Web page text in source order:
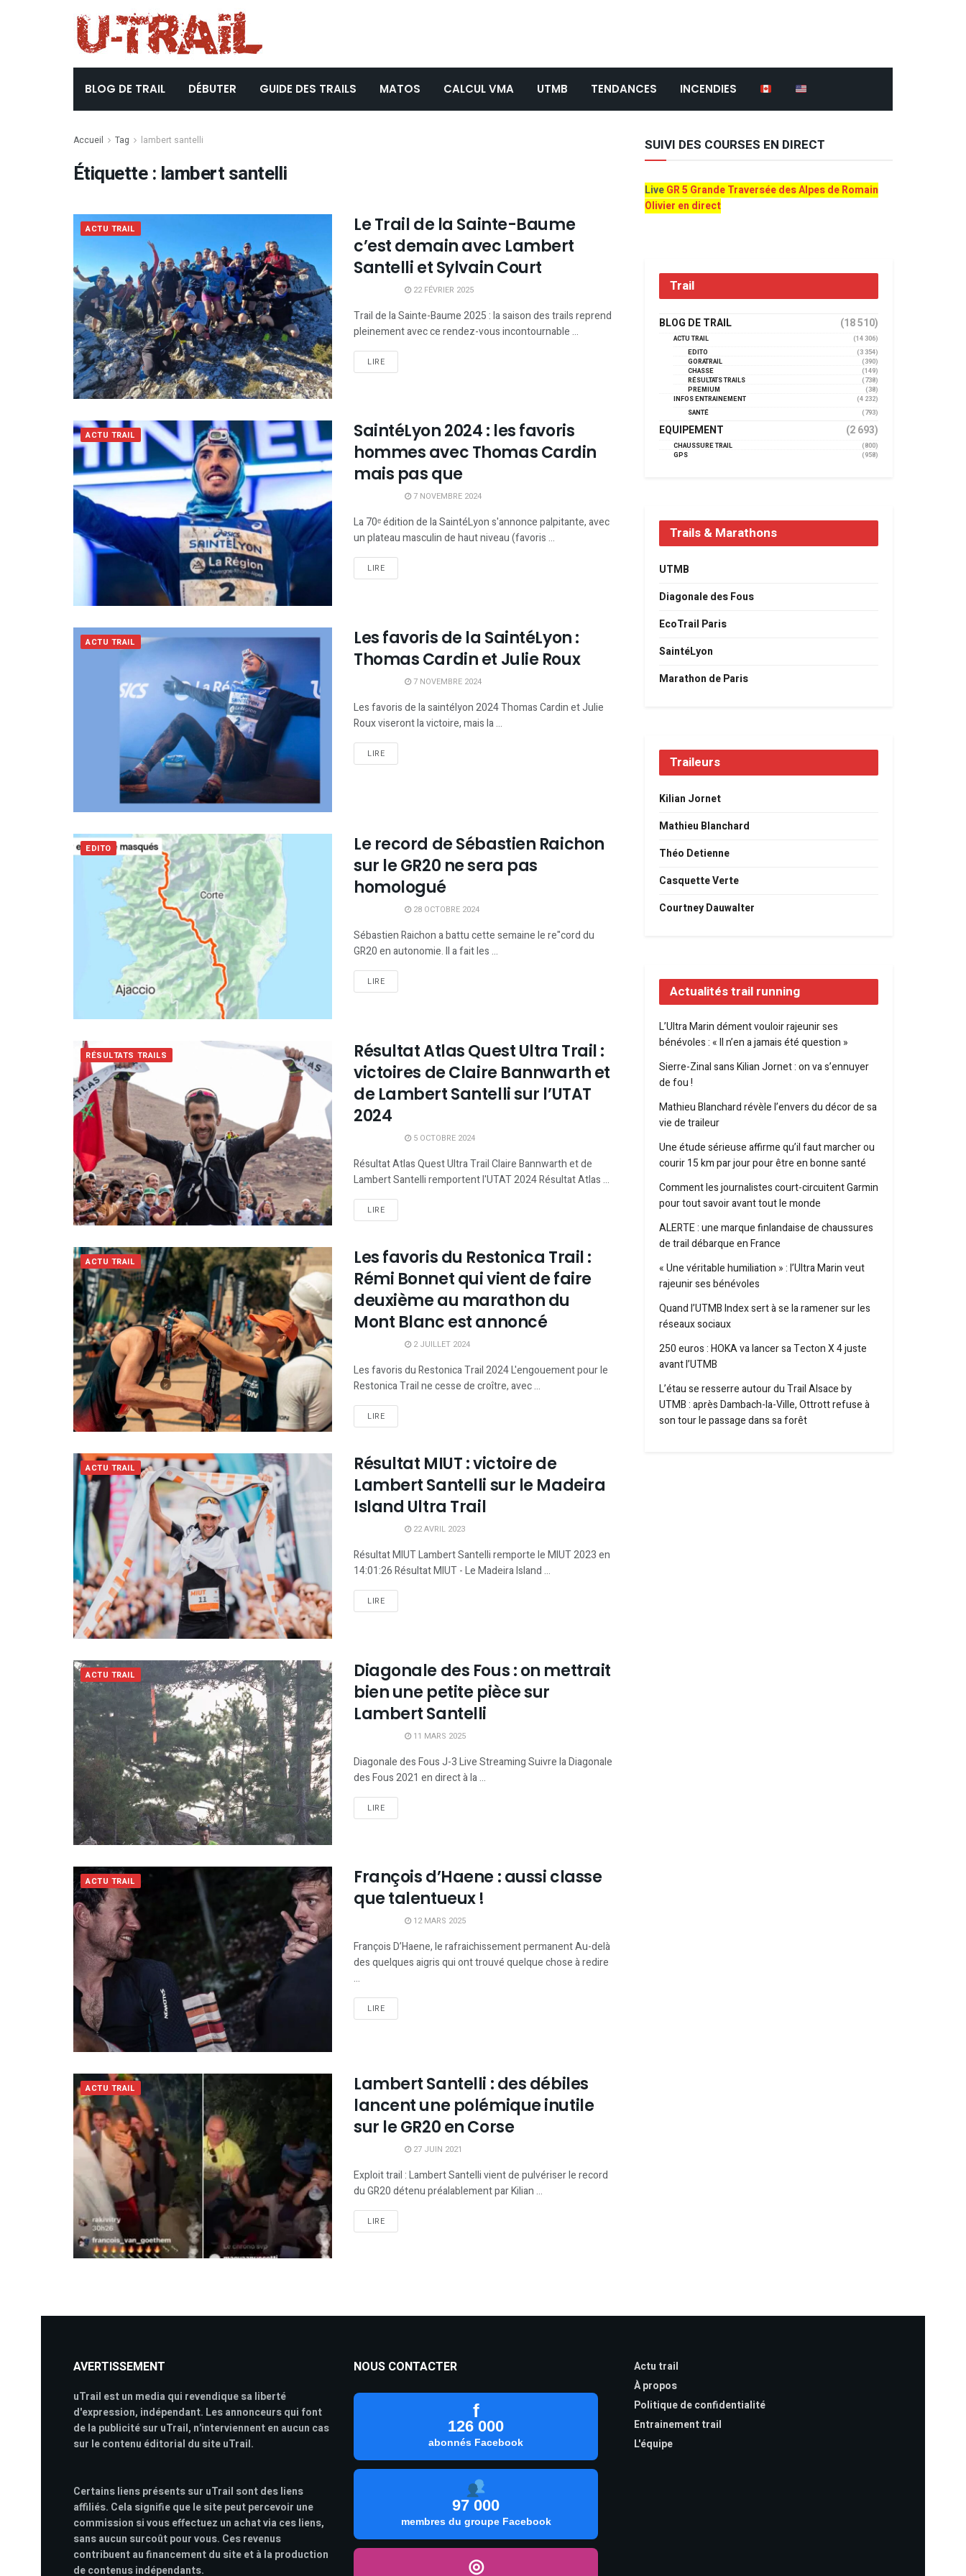
BLOG DE TRAIL DÉBUTER GUIDE DES TRAILS MATOS CALCUL VMA UTMB TENDANCES INCENDIES
Accueil Tag lambert santelli
Étiquette : lambert santelli
ACTU TRAIL
Le Trail de la Sainte-Baume
c’est demain avec Lambert
Santelli et Sylvain Court
22 FÉVRIER 2025
Trail de la Sainte-Baume 2025 : la saison des trails reprend
pleinement avec ce rendez-vous incontournable ...
LIRE
ACTU TRAIL
SaintéLyon 2024 : les favoris
hommes avec Thomas Cardin
mais pas que
7 NOVEMBRE 2024
La 70ᵉ édition de la SaintéLyon s'annonce palpitante, avec
un plateau masculin de haut niveau (favoris ...
LIRE
ACTU TRAIL
Les favoris de la SaintéLyon :
Thomas Cardin et Julie Roux
7 NOVEMBRE 2024
Les favoris de la saintélyon 2024 Thomas Cardin et Julie
Roux viseront la victoire, mais la ...
LIRE
EDITO
Le record de Sébastien Raichon
sur le GR20 ne sera pas
homologué
28 OCTOBRE 2024
Sébastien Raichon a battu cette semaine le re"cord du
GR20 en autonomie. Il a fait les ...
LIRE
RÉSULTATS TRAILS
Résultat Atlas Quest Ultra Trail :
victoires de Claire Bannwarth et
de Lambert Santelli sur l’UTAT
2024
5 OCTOBRE 2024
Résultat Atlas Quest Ultra Trail Claire Bannwarth et de
Lambert Santelli remportent l'UTAT 2024 Résultat Atlas ...
LIRE
ACTU TRAIL
Les favoris du Restonica Trail :
Rémi Bonnet qui vient de faire
deuxième au marathon du
Mont Blanc est annoncé
2 JUILLET 2024
Les favoris du Restonica Trail 2024 L'engouement pour le
Restonica Trail ne cesse de croître, avec ...
LIRE
ACTU TRAIL
Résultat MIUT : victoire de
Lambert Santelli sur le Madeira
Island Ultra Trail
22 AVRIL 2023
Résultat MIUT Lambert Santelli remporte le MIUT 2023 en
14:01:26 Résultat MIUT - Le Madeira Island ...
LIRE
ACTU TRAIL
Diagonale des Fous : on mettrait
bien une petite pièce sur
Lambert Santelli
11 MARS 2025
Diagonale des Fous J-3 Live Streaming Suivre la Diagonale
des Fous 2021 en direct à la ...
LIRE
ACTU TRAIL
François d’Haene : aussi classe
que talentueux !
12 MARS 2025
François D’Haene, le rafraichissement permanent Au-delà
des quelques aigris qui ont trouvé quelque chose à redire
...
LIRE
ACTU TRAIL
Lambert Santelli : des débiles
lancent une polémique inutile
sur le GR20 en Corse
27 JUIN 2021
Exploit trail : Lambert Santelli vient de pulvériser le record
du GR20 détenu préalablement par Kilian ...
LIRE
SUIVI DES COURSES EN DIRECT
LiveGR 5 Grande Traversée des Alpes de Romain
Olivier en direct
Trail
BLOG DE TRAIL (18 510)
ACTU TRAIL
(14 306)
EDITO
(3 354)
GORATRAIL
(390)
CHASSE
(149)
RÉSULTATS TRAILS
(738)
PREMIUM
(38)
INFOS ENTRAINEMENT
(4 232)
SANTÉ
(793)
EQUIPEMENT (2 693)
CHAUSSURE TRAIL
(800)
GPS
(958)
Trails & Marathons
UTMB
Diagonale des Fous
EcoTrail Paris
SaintéLyon
Marathon de Paris
Traileurs
Kilian Jornet
Mathieu Blanchard
Théo Detienne
Casquette Verte
Courtney Dauwalter
Actualités trail running
L’Ultra Marin dément vouloir rajeunir ses
bénévoles : « Il n’en a jamais été question »
Sierre-Zinal sans Kilian Jornet : on va s’ennuyer
de fou !
Mathieu Blanchard révèle l’envers du décor de sa
vie de traileur
Une étude sérieuse affirme qu’il faut marcher ou
courir 15 km par jour pour être en bonne santé
Comment les journalistes court-circuitent Garmin
pour tout savoir avant tout le monde
ALERTE : une marque finlandaise de chaussures
de trail débarque en France
« Une véritable humiliation » : l’Ultra Marin veut
rajeunir ses bénévoles
Quand l’UTMB Index sert à se la ramener sur les
réseaux sociaux
250 euros : HOKA va lancer sa Tecton X 4 juste
avant l’UTMB
L’étau se resserre autour du Trail Alsace by
UTMB : après Dambach-la-Ville, Ottrott refuse à
son tour le passage dans sa forêt
AVERTISSEMENT
uTrail est un media qui revendique sa liberté
d'expression, indépendant. Les annonceurs qui font
de la publicité sur uTrail, n'interviennent en aucun cas
sur le contenu éditorial du site uTrail.
Certains liens présents sur uTrail sont des liens
affiliés. Cela signifie que le site peut percevoir une
commission si vous effectuez un achat via ces liens,
sans aucun surcoût pour vous. Ces revenus
contribuent au financement du site et à la production
de contenus indépendants.
NOUS CONTACTER
f
126 000
abonnés Facebook
97 000
membres du groupe Facebook
◎
Actu trail
À propos
Politique de confidentialité
Entrainement trail
L'équipe